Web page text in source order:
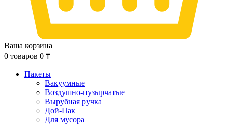
Ваша корзина
0 товаров 0 ₸
Пакеты
Вакуумные
Воздушно-пузырчатые
Вырубная ручка
Дой-Пак
Для мусора